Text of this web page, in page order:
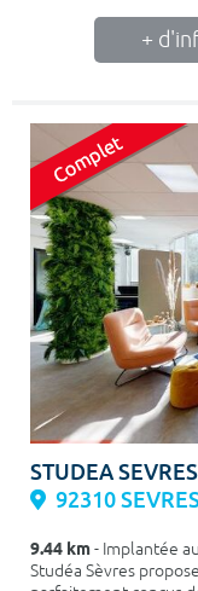
+
STUDEA SEVRES
92310
9.44 km- Implantée
Studéa Sèvres